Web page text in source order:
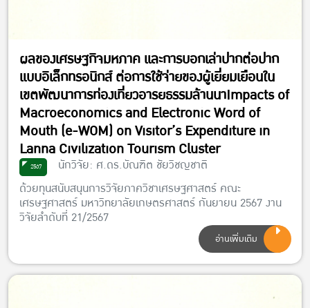
ผลของเศรษฐกิจมหภาค และการบอกเล่าปากต่อปาก
แบบอิเล็กทรอนิกส์ ต่อการใช้จ่ายของผู้เยี่ยมเยือนใน
เขตพัฒนาการท่องเที่ยวอารยธรรมล้านนาImpacts of
Macroeconomics and Electronic Word of
Mouth (e-WOM) on Visitor’s Expenditure in
Lanna Civilization Tourism Cluster
2567
นักวิจัย: ศ.ดร.บัณฑิต ชัยวิชญชาติ
ด้วยทุนสนับสนุนการวิจัยภาควิชาเศรษฐศาสตร์ คณะ
เศรษฐศาสตร์ มหาวิทยาลัยเกษตรศาสตร์ กันยายน 2567 งาน
วิจัยลำดับที่ 21/2567
อ่านเพิ่มเติม